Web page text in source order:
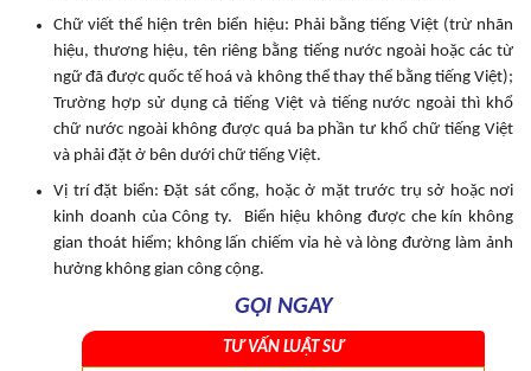
Chữ viết thể hiện trên biển hiệu: Phải bằng tiếng Việt (trừ nhãn
hiệu, thương hiệu, tên riêng bằng tiếng nước ngoài hoặc các từ
ngữ đã được quốc tế hoá và không thể thay thể bằng tiếng Việt);
Trường hợp sử dụng cả tiếng Việt và tiếng nước ngoài thì khổ
chữ nước ngoài không được quá ba phần tư khổ chữ tiếng Việt
và phải đặt ở bên dưới chữ tiếng Việt.
Vị trí đặt biển: Đặt sát cổng, hoặc ở mặt trước trụ sở hoặc nơi
kinh doanh của Công ty. Biển hiệu không được che kín không
gian thoát hiểm; không lấn chiếm vỉa hè và lòng đường làm ảnh
hưởng không gian công cộng.
GỌI NGAY
TƯ VẤN LUẬT SƯ